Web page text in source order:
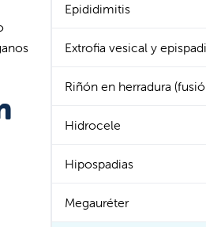
Epididimitis
Extrofia vesical y
Riñón en herradura
Hidrocele
Hipospadias
Megauréter